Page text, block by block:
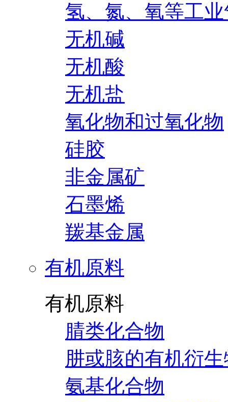
氢、氮、氧等工
无机碱
无机酸
无机盐
氧化物和过氧化物
硅胶
非金属矿
石墨烯
羰基金属
有机原料
有机原料
腈类化合物
肼或胲的有机衍
氨基化合物